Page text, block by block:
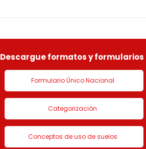
LICENCIA DE CON
Descargue formatos y formularios
Formulario Único Nacional
Categorización
Conceptos de uso de suelos